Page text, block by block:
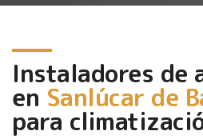
Instaladores de
en Sanlúcar de
para